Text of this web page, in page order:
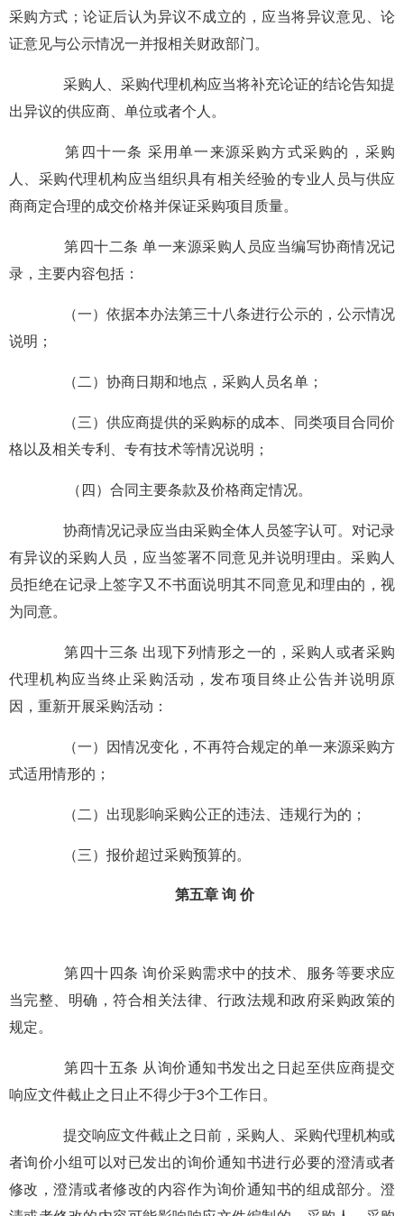
采购方式；论证后认为异议不成立的，应当将异议意见、论
证意见与公示情况一并报相关财政部门。
采购人、采购代理机构应当将补充论证的结论告知提
出异议的供应商、单位或者个人。
第四十一条 采用单一来源采购方式采购的，采购
人、采购代理机构应当组织具有相关经验的专业人员与供应
商商定合理的成交价格并保证采购项目质量。
第四十二条 单一来源采购人员应当编写协商情况记
录，主要内容包括：
（一）依据本办法第三十八条进行公示的，公示情况
说明；
（二）协商日期和地点，采购人员名单；
（三）供应商提供的采购标的成本、同类项目合同价
格以及相关专利、专有技术等情况说明；
（四）合同主要条款及价格商定情况。
协商情况记录应当由采购全体人员签字认可。对记录
有异议的采购人员，应当签署不同意见并说明理由。采购人
员拒绝在记录上签字又不书面说明其不同意见和理由的，视
为同意。
第四十三条 出现下列情形之一的，采购人或者采购
代理机构应当终止采购活动，发布项目终止公告并说明原
因，重新开展采购活动：
（一）因情况变化，不再符合规定的单一来源采购方
式适用情形的；
（二）出现影响采购公正的违法、违规行为的；
（三）报价超过采购预算的。
第五章 询 价
第四十四条 询价采购需求中的技术、服务等要求应
当完整、明确，符合相关法律、行政法规和政府采购政策的
规定。
第四十五条 从询价通知书发出之日起至供应商提交
响应文件截止之日止不得少于3个工作日。
提交响应文件截止之日前，采购人、采购代理机构或
者询价小组可以对已发出的询价通知书进行必要的澄清或者
修改，澄清或者修改的内容作为询价通知书的组成部分。澄